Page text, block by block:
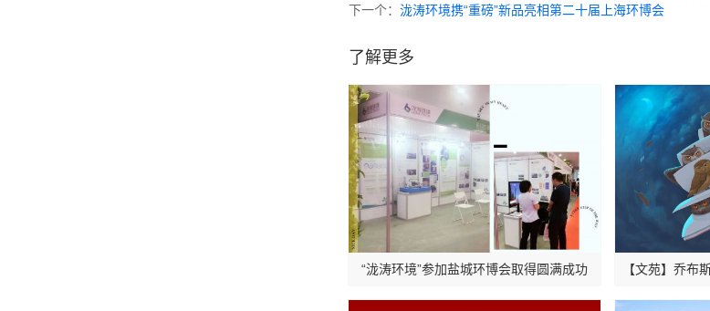
下一个： 泷涛环境携“重磅”新品亮相第二十届上海环博会
了解更多
“泷涛环境”参加盐城环博会取得圆满成功